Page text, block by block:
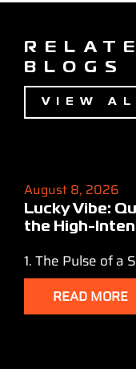
BLOGS
VIEW
August 8, 2026
Lucky Vibe:
the
1. The Pulse of a
READ MORE